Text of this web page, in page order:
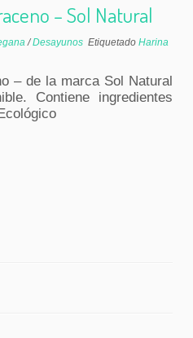
– Sol Natural
/Desayunos Etiquetado Harina
– de la marca Sol Natural
Contiene ingredientes